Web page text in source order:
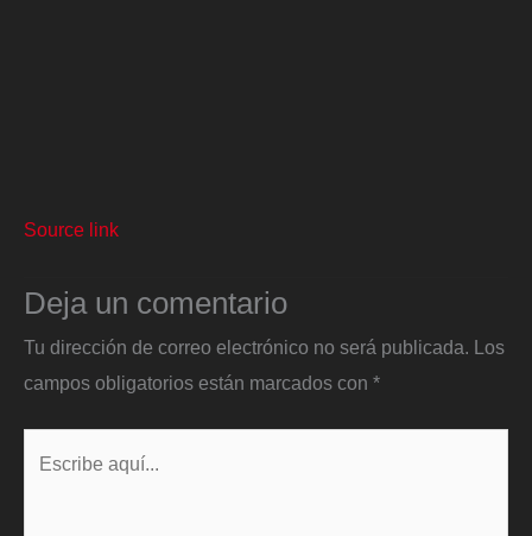
Source link
Deja un comentario
Tu dirección de correo electrónico no será publicada. Los
campos obligatorios están marcados con *